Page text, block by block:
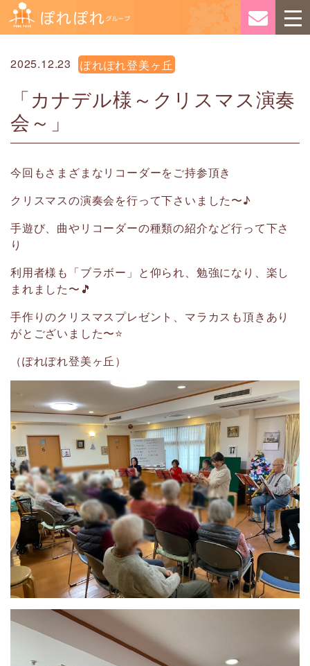
2025.12.23 ぽれぽれ登美ヶ丘
「カナデル様～クリスマス演奏
会～」
今回もさまざまなリコーダーをご持参頂き
クリスマスの演奏会を行って下さいました〜♪
手遊び、曲やリコーダーの種類の紹介など行って下さ
り
利用者様も「ブラボー」と仰られ、勉強になり、楽し
まれました〜🎵
手作りのクリスマスプレゼント、マラカスも頂きあり
がとございました〜⭐️
（ぽれぽれ登美ヶ丘）